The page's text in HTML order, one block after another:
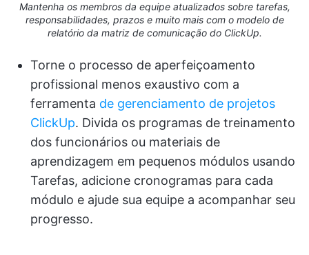
Mantenha os membros da equipe atualizados sobre tarefas,
responsabilidades, prazos e muito mais com o modelo de
relatório da matriz de comunicação do ClickUp.
Torne o processo de aperfeiçoamento
profissional menos exaustivo com a
ferramenta de gerenciamento de projetos
ClickUp. Divida os programas de treinamento
dos funcionários ou materiais de
aprendizagem em pequenos módulos usando
Tarefas, adicione cronogramas para cada
módulo e ajude sua equipe a acompanhar seu
progresso.